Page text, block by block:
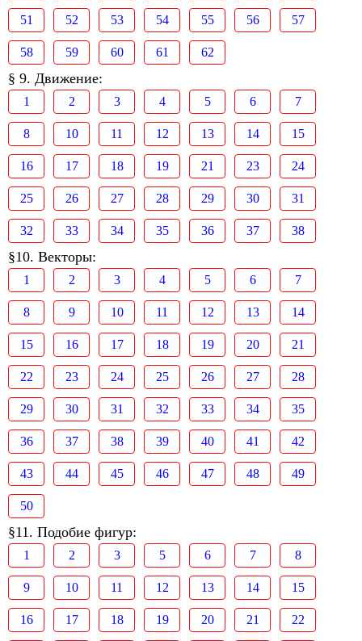
51 52 53 54 55 56 57
58 59 60 61 62
§ 9. Движение:
1 2 3 4 5 6 7
8 10 11 12 13 14 15
16 17 18 19 21 23 24
25 26 27 28 29 30 31
32 33 34 35 36 37 38
§10. Векторы:
1 2 3 4 5 6 7
8 9 10 11 12 13 14
15 16 17 18 19 20 21
22 23 24 25 26 27 28
29 30 31 32 33 34 35
36 37 38 39 40 41 42
43 44 45 46 47 48 49
50
§11. Подобие фигур:
1 2 3 5 6 7 8
9 10 11 12 13 14 15
16 17 18 19 20 21 22